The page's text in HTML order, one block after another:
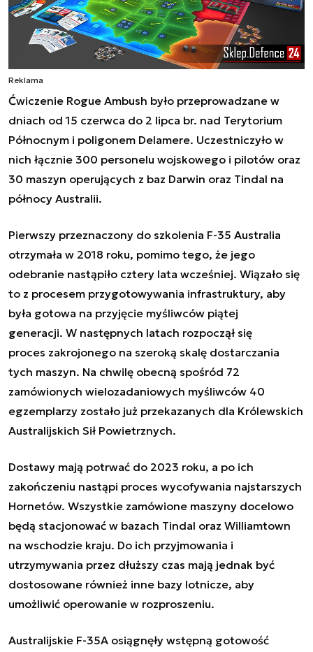
Reklama
Ćwiczenie Rogue Ambush było przeprowadzane w
dniach od 15 czerwca do 2 lipca br. nad Terytorium
Północnym i poligonem Delamere. Uczestniczyło w
nich łącznie 300 personelu wojskowego i pilotów oraz
30 maszyn operujących z baz Darwin oraz Tindal na
północy Australii.
Pierwszy przeznaczony do szkolenia F-35 Australia
otrzymała w 2018 roku, pomimo tego, że jego
odebranie nastąpiło cztery lata wcześniej. Wiązało się
to z procesem przygotowywania infrastruktury, aby
była gotowa na przyjęcie myśliwców piątej
generacji. W następnych latach rozpoczął się
proces zakrojonego na szeroką skalę dostarczania
tych maszyn. Na chwilę obecną spośród 72
zamówionych wielozadaniowych myśliwców 40
egzemplarzy zostało już przekazanych dla Królewskich
Australijskich Sił Powietrznych.
Dostawy mają potrwać do 2023 roku, a po ich
zakończeniu nastąpi proces wycofywania najstarszych
Hornetów. Wszystkie zamówione maszyny docelowo
będą stacjonować w bazach Tindal oraz Williamtown
na wschodzie kraju. Do ich przyjmowania i
utrzymywania przez dłuższy czas mają jednak być
dostosowane również inne bazy lotnicze, aby
umożliwić operowanie w rozproszeniu.
Australijskie F-35A osiągnęły wstępną gotowość